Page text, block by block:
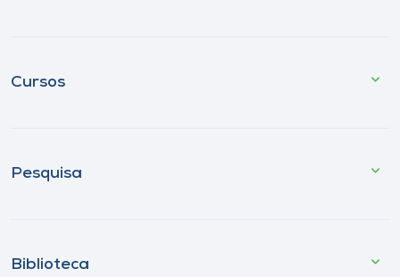
Cursos
Pesquisa
Biblioteca